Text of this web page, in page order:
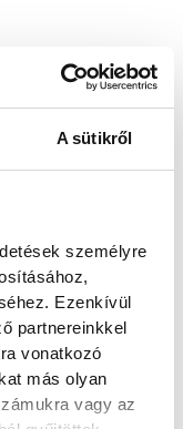
A sütikről
személyre
Ezenkívül
partnereinkkel
vonatkozó
más olyan
vagy az